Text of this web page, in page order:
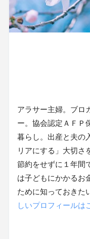
アラサー主婦。ブロ
ー。協会認定ＡＦＰ
暮らし。出産と夫の
リアにする」大切さ
節約をせずに１年間
は子どもにかかるお
ために知っておきた
しいプロフィールは